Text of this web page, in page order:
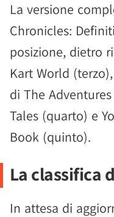
La versione
Chronicles:
posizione, dietro
Kart World
di The
Tales (quarto) e
Book (quinto).
La classifica
In attesa di